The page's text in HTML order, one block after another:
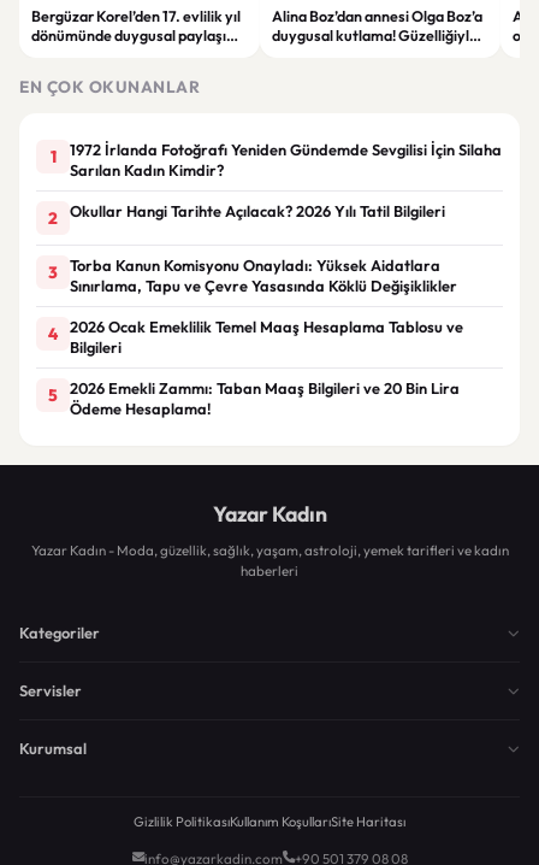
Bergüzar Korel’den 17. evlilik yıl
dönümünde duygusal paylaşım!
Alina Boz’dan annesi Olga Boz’a
duygusal kutlama! Güzelliğiyle
EN ÇOK OKUNANLAR
1
1972 İrlanda Fotoğrafı Yeniden Gündemde Sevgilisi İçin Silaha
Sarılan Kadın Kimdir?
2 Okullar Hangi Tarihte Açılacak? 2026 Yılı Tatil Bilgileri
3
Torba Kanun Komisyonu Onayladı: Yüksek Aidatlara
Sınırlama, Tapu ve Çevre Yasasında Köklü Değişiklikler
4
2026 Ocak Emeklilik Temel Maaş Hesaplama Tablosu ve
Bilgileri
5
2026 Emekli Zammı: Taban Maaş Bilgileri ve 20 Bin Lira
Ödeme Hesaplama!
Yazar Kadın
Yazar Kadın - Moda, güzellik, sağlık, yaşam, astroloji, yemek tarifleri ve kadın
haberleri
Kategoriler
Servisler
Kurumsal
Gizlilik PolitikasıKullanım KoşullarıSite Haritası
info@yazarkadin.com +90 501 379 08 08